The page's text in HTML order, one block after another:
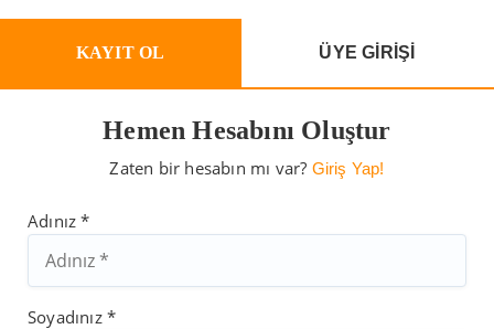
KAYIT OL ÜYE GİRİŞİ
Hemen Hesabını Oluştur
Zaten bir hesabın mı var? Giriş Yap!
Adınız *
Soyadınız *